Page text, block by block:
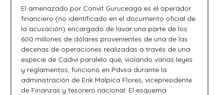
El amenazado por Convit Guruceaga es el operador
financiero (no identificado en el documento oficial de
la acusación) encargado de lavar una parte de los
600 millones de dólares provenientes de una de las
decenas de operaciones realizadas a través de una
especie de Cadivi paralelo que, violando varias leyes
y reglamentos, funcionó en Pdvsa durante la
administración de Erik Malpica Flores, vicepresidente
de Finanzas y tesorero nacional. El esquema